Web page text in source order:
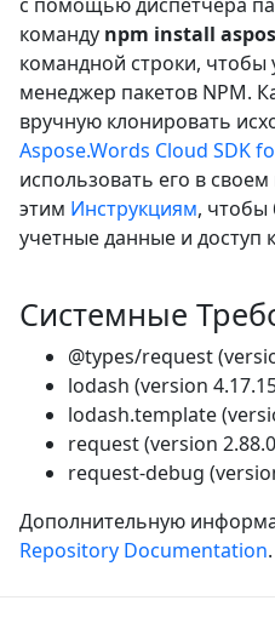
команду npm install
командной строки, чтобы
менеджер пакетов NPM.
вручную клонировать
Aspose.Words Cloud SDK
использовать его в
этим Инструкциям, чтобы
учетные данные и доступ
Системные
@types/request
lodash (version
lodash.template
request (version
request-debug
Дополнительную
Repository Documentation.